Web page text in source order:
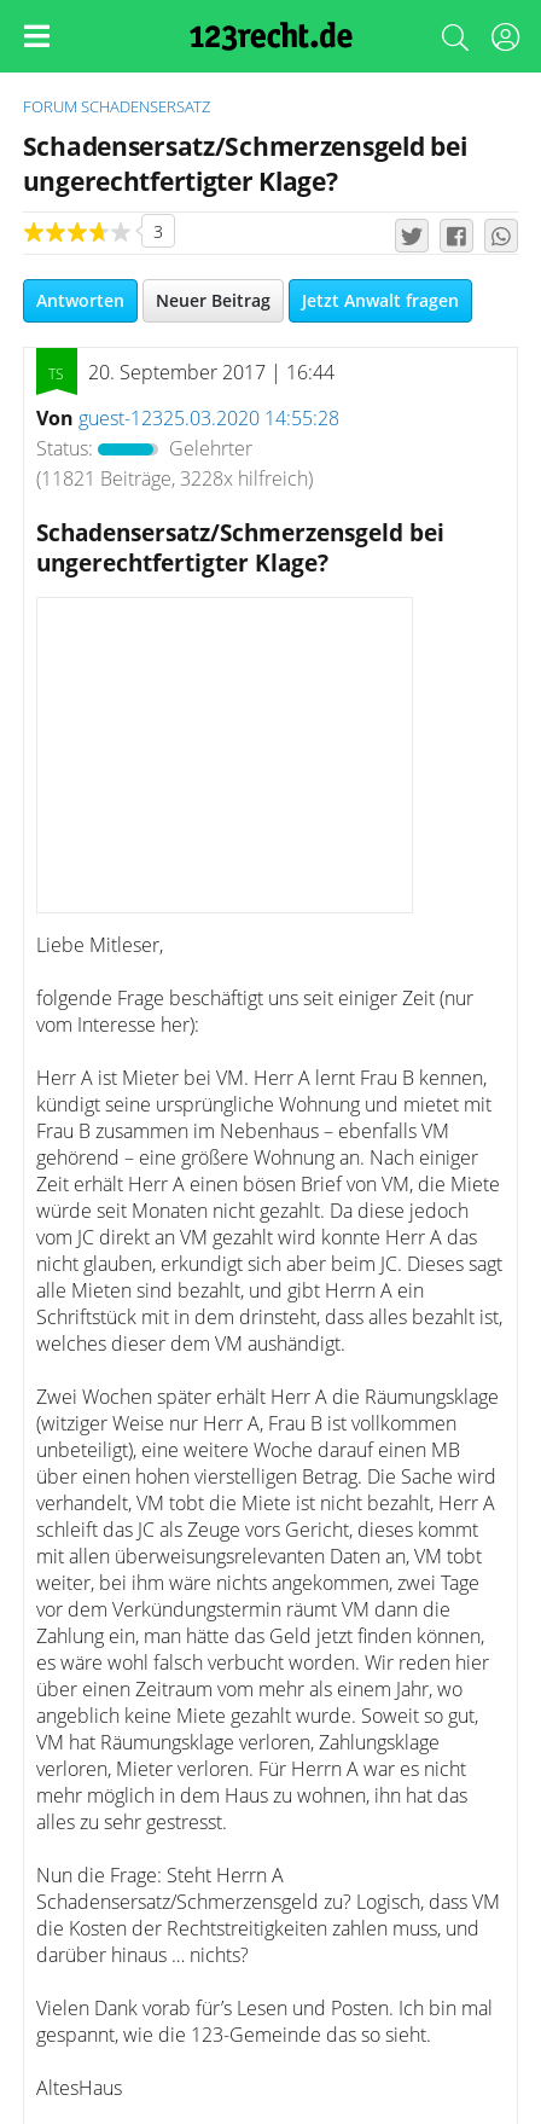
FORUM SCHADENSERSATZ
Schadensersatz/Schmerzensgeld bei
ungerechtfertigter Klage?
3
Antworten Neuer Beitrag Jetzt Anwalt fragen
20. September 2017 | 16:44
Von guest-12325.03.2020 14:55:28
Status:
Gelehrter
(11821 Beiträge, 3228x hilfreich)
Schadensersatz/Schmerzensgeld bei
ungerechtfertigter Klage?
Liebe Mitleser,
folgende Frage beschäftigt uns seit einiger Zeit (nur
vom Interesse her):
Herr A ist Mieter bei VM. Herr A lernt Frau B kennen,
kündigt seine ursprüngliche Wohnung und mietet mit
Frau B zusammen im Nebenhaus – ebenfalls VM
gehörend – eine größere Wohnung an. Nach einiger
Zeit erhält Herr A einen bösen Brief von VM, die Miete
würde seit Monaten nicht gezahlt. Da diese jedoch
vom JC direkt an VM gezahlt wird konnte Herr A das
nicht glauben, erkundigt sich aber beim JC. Dieses sagt
alle Mieten sind bezahlt, und gibt Herrn A ein
Schriftstück mit in dem drinsteht, dass alles bezahlt ist,
welches dieser dem VM aushändigt.
Zwei Wochen später erhält Herr A die Räumungsklage
(witziger Weise nur Herr A, Frau B ist vollkommen
unbeteiligt), eine weitere Woche darauf einen MB
über einen hohen vierstelligen Betrag. Die Sache wird
verhandelt, VM tobt die Miete ist nicht bezahlt, Herr A
schleift das JC als Zeuge vors Gericht, dieses kommt
mit allen überweisungsrelevanten Daten an, VM tobt
weiter, bei ihm wäre nichts angekommen, zwei Tage
vor dem Verkündungstermin räumt VM dann die
Zahlung ein, man hätte das Geld jetzt finden können,
es wäre wohl falsch verbucht worden. Wir reden hier
über einen Zeitraum vom mehr als einem Jahr, wo
angeblich keine Miete gezahlt wurde. Soweit so gut,
VM hat Räumungsklage verloren, Zahlungsklage
verloren, Mieter verloren. Für Herrn A war es nicht
mehr möglich in dem Haus zu wohnen, ihn hat das
alles zu sehr gestresst.
Nun die Frage: Steht Herrn A
Schadensersatz/Schmerzensgeld zu? Logisch, dass VM
die Kosten der Rechtstreitigkeiten zahlen muss, und
darüber hinaus … nichts?
Vielen Dank vorab für’s Lesen und Posten. Ich bin mal
gespannt, wie die 123-Gemeinde das so sieht.
AltesHaus